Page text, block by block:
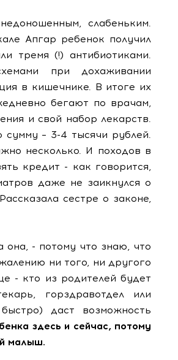
слабеньким.
Апгар ребенок получил
тремя (!) антибиотиками.
при дохаживании
в кишечнике. В итоге их
бегают по врачам,
и свой набор лекарств.
сумму – 3-4 тысячи рублей.
несколько. И походов в
кредит - как говорится,
даже не заикнулся о
сестре о законе,
она, - потому что знаю, что
ни того, ни другого
- кто из родителей будет
горздравотдел или
даст возможность
здесь и сейчас, потому
малыш.